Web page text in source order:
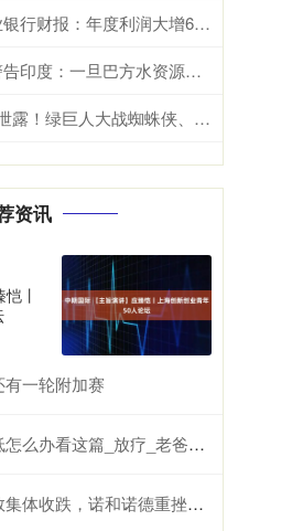
易富配资 拆解乐山市商业银行财报：年度利润大增68%，是否可持续？
中华金配 巴基斯坦防长警告印度：一旦巴方水资源安全受到威胁，肯定与印度开战
股粮网 《蜘蛛侠4》重磅泄露！绿巨人大战蜘蛛侠、梅姨回归
资讯
丨
一轮附加赛
看这篇_放疗_老爸_鲫鱼豆腐汤
和诺德重挫超21%，国际油价涨超3%